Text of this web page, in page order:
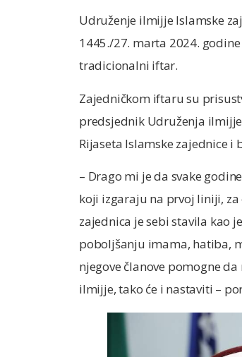
Udruženje ilmijje Islamske
1445./27. marta 2024.
tradicionalni iftar.
Zajedničkom iftaru su
predsjednik Udruženja
Rijaseta Islamske zajednice i
– Drago mi je da svake
koji izgaraju na prvoj liniji,
zajednica je sebi stavila kao
poboljšanju imama, hatiba,
njegove članove pomogne
ilmijje, tako će i nastaviti –